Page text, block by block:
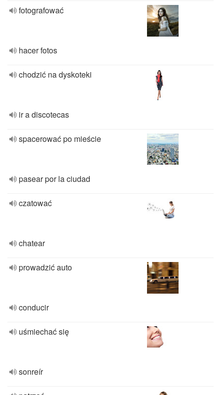
fotografować
hacer fotos
chodzić na dyskoteki
ir a discotecas
spacerować po mieście
pasear por la ciudad
czatować
chatear
prowadzić auto
conducir
uśmiechać się
sonreír